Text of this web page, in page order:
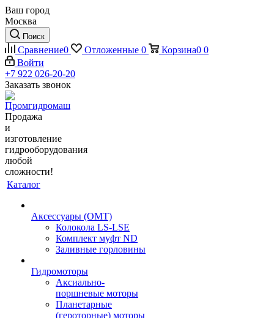
Ваш город
Москва
Поиск
Сравнение0 Отложенные 0 Корзина0 0
Войти
+7 922 026-20-20
Заказать звонок
Продажа
и
изготовление
гидрооборудования
любой
сложности!
Каталог
Аксессуары (OMT)
Колокола LS-LSE
Комплект муфт ND
Заливные горловины
Гидромоторы
Аксиально-
поршневые моторы
Планетарные
(героторные) моторы